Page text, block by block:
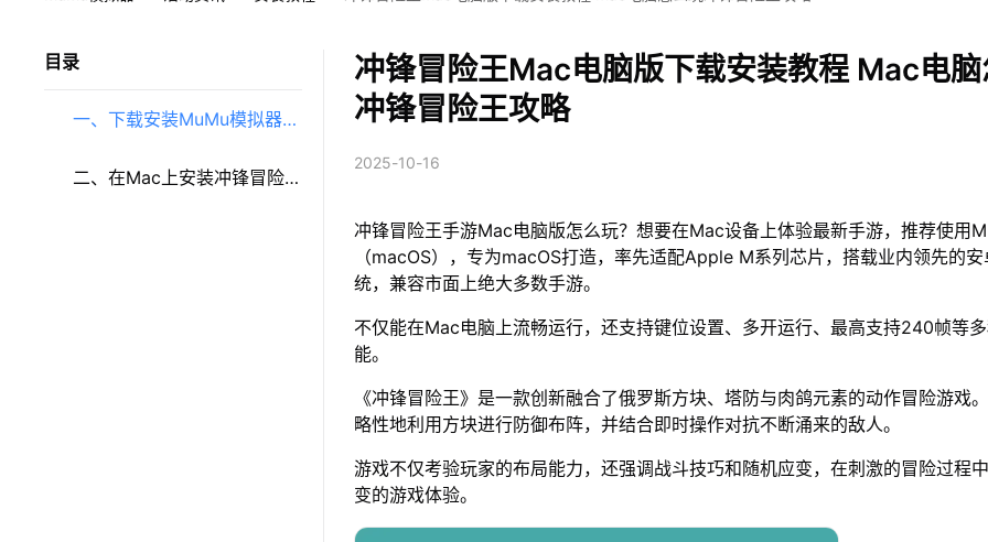
目录
一、下载安装MuMu模拟器
（macOS）（原MuMu模拟
二、在Mac上安装冲锋冒险
冲锋冒险王Mac电脑版下载安装教程 Mac电
冲锋冒险王攻略
2025-10-16
冲锋冒险王手游Mac电脑版怎么玩？想要在Mac设备上体验最新手游，推荐使用
（macOS），专为macOS打造，率先适配Apple M系列芯片，搭载业内领先的
统，兼容市面上绝大多数手游。
不仅能在Mac电脑上流畅运行，还支持键位设置、多开运行、最高支持240帧等
能。
《冲锋冒险王》是一款创新融合了俄罗斯方块、塔防与肉鸽元素的动作冒险游戏
略性地利用方块进行防御布阵，并结合即时操作对抗不断涌来的敌人。
游戏不仅考验玩家的布局能力，还强调战斗技巧和随机应变，在刺激的冒险过程
变的游戏体验。